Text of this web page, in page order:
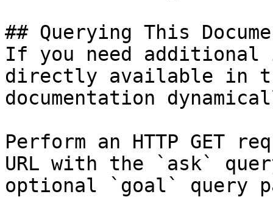
## Querying This
If you need
directly available in
documentation
Perform an HTTP GET
URL with the `ask`
optional `goal` query